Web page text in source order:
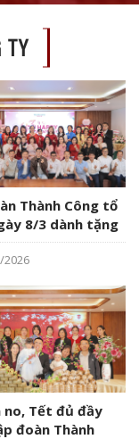
TY
Thành Công tổ
8/3 dành tặng
2026
no, Tết đủ đầy
đoàn Thành